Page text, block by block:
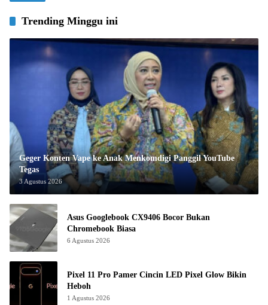
Trending Minggu ini
Geger Konten Vape ke Anak Menkomdigi Panggil YouTube
Tegas
3 Agustus 2026
Asus Googlebook CX9406 Bocor Bukan
Chromebook Biasa
6 Agustus 2026
Pixel 11 Pro Pamer Cincin LED Pixel Glow Bikin
Heboh
1 Agustus 2026